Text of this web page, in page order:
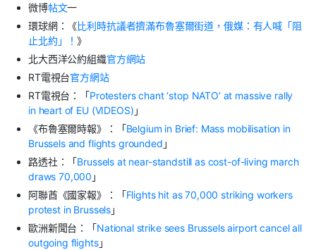
微博帖文一
環球網：《比利時抗議者擠滿布魯塞爾街道，俄媒：有人喊「阻
止北約」！》
北大西洋公約組織官方網站
RT電視台官方網站
RT電視台：「Protesters chant ‘stop NATO’ at massive rally
in heart of EU (VIDEOS) 」
《布魯塞爾時報》：「Belgium in Brief: Mass mobilisation in
Brussels and flights grounded 」
路透社：「Brussels at near-standstill as cost-of-living march
draws 70,000 」
阿聯酋《國家報》：「Flights hit as 70,000 striking workers
protest in Brussels」
歐洲新聞台：「National strike sees Brussels airport cancel all
outgoing flights」